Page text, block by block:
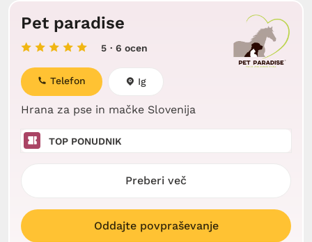
Pet paradise
5 · 6 ocen
Hrana za pse in mačke Slovenija
Telefon Ig
TOP PONUDNIK
Preberi več
Oddajte povpraševanje